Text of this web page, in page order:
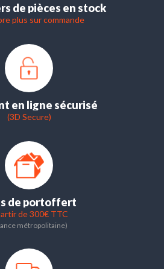
de pièces en stock
plus sur commande
en ligne sécurisé
(3D Secure)
de portoffert
de 300€ TTC
métropolitaine)